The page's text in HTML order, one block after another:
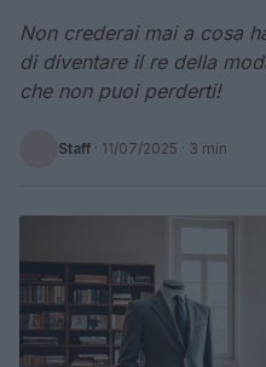
Non crederai mai a cosa
di diventare il re della
che non puoi perderti!
Staff · 11/07/2025 · 3 min